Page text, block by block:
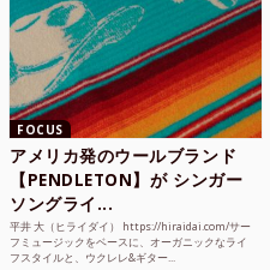
FOCUS
アメリカ発のウールブランド
【PENDLETON】が シンガー
ソングライ...
平井 大（ヒライダイ） https://hiraidai.com/サー
フミュージックをベースに、オーガニックなライ
フスタイルと、ウクレレ&ギター...